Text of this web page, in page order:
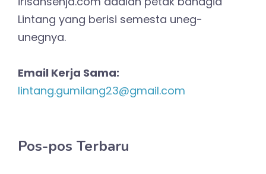
Lintang yang berisi semesta uneg-
unegnya.
Email Kerja Sama:
lintang.gumilang23@gmail.com
Pos-pos Terbaru